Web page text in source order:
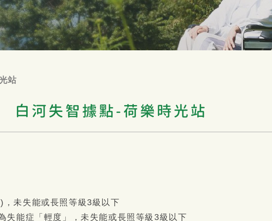
站
白河失智據點-荷樂時光站
未失能或長照等級3級以下
失能症「輕度」，未失能或長照等級3級以下